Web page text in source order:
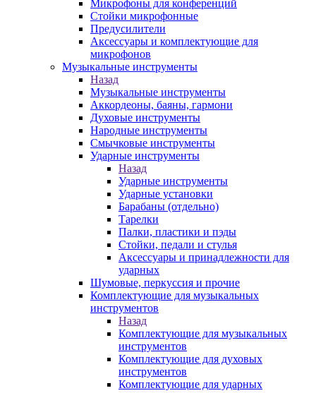
Микрофоны для конференций
Стойки микрофонные
Предусилители
Аксессуары и комплектующие для
микрофонов
Музыкальные инструменты
Назад
Музыкальные инструменты
Аккордеоны, баяны, гармони
Духовые инструменты
Народные инструменты
Смычковые инструменты
Ударные инструменты
Назад
Ударные инструменты
Ударные установки
Барабаны (отдельно)
Тарелки
Палки, пластики и пэды
Стойки, педали и стулья
Аксессуары и принадлежности для
ударных
Шумовые, перкуссия и прочие
Комплектующие для музыкальных
инструментов
Назад
Комплектующие для музыкальных
инструментов
Комплектующие для духовых
инструментов
Комплектующие для ударных